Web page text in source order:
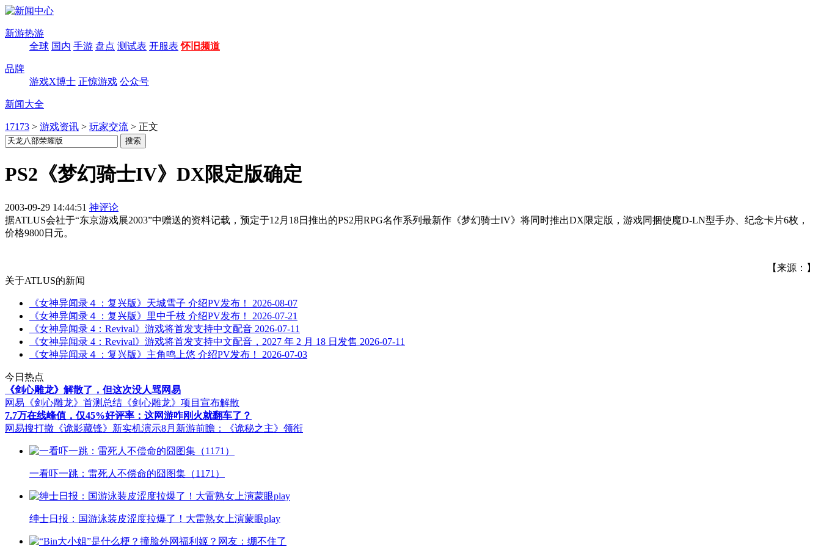
新游热游
全球 国内 手游 盘点 测试表 开服表 怀旧频道
品牌
游戏X博士 正惊游戏 公众号
新闻大全
17173 > 游戏资讯 > 玩家交流 > 正文
PS2《梦幻骑士IV》DX限定版确定
2003-09-29 14:44:51 神评论
据ATLUS会社于“东京游戏展2003”中赠送的资料记载，预定于12月18日推出的PS2用RPG名作系列最新作《梦幻骑士IV》将同时推出DX限定版，游戏同捆使魔D-LN型手办、纪念卡片6枚，
价格9800日元。
【来源：】
关于ATLUS的新闻
《女神异闻录４：复兴版》天城雪子 介绍PV发布！
2026-08-07
《女神异闻录４：复兴版》里中千枝 介绍PV发布！
2026-07-21
《女神异闻录 4：Revival》游戏将首发支持中文配音 2026-07-11
《女神异闻录 4：Revival》游戏将首发支持中文配音，2027 年 2 月 18 日发售 2026-07-11
《女神异闻录４：复兴版》主角鸣上悠 介绍PV发布！
2026-07-03
今日热点
《剑心雕龙》解散了，但这次没人骂网易
网易《剑心雕龙》首测总结 《剑心雕龙》项目宣布解散
7.7万在线峰值，仅45%好评率：这网游咋刚火就翻车了？
网易搜打撤《诡影藏锋》新实机演示8月新游前瞻：《诡秘之主》领衔
一看吓一跳：雷死人不偿命的囧图集（1171）
绅士日报：国游泳装皮涩度拉爆了！大雷熟女上演蒙眼play